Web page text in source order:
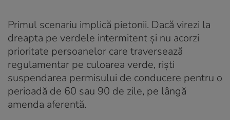
Primul scenariu implică pietonii. Dacă virezi la
dreapta pe verdele intermitent și nu acorzi
prioritate persoanelor care traversează
regulamentar pe culoarea verde, riști
suspendarea permisului de conducere pentru o
perioadă de 60 sau 90 de zile, pe lângă
amenda aferentă.